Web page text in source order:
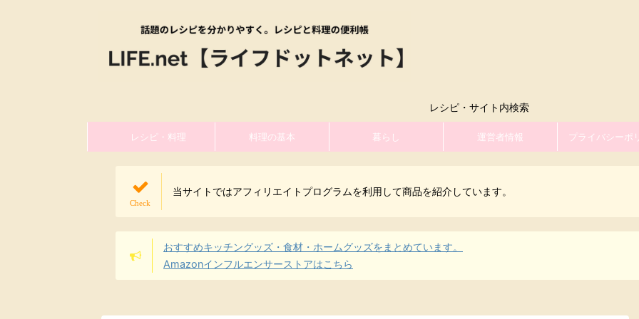
レシピ・サイト内検索
レシピ・料理 料理の基本 暮らし 運営者情報 プライバシーポ
当サイトではアフィリエイトプログラムを利用して商品を紹介しています。
おすすめキッチングッズ・食材・ホームグッズをまとめています。
Amazonインフルエンサーストアはこちら